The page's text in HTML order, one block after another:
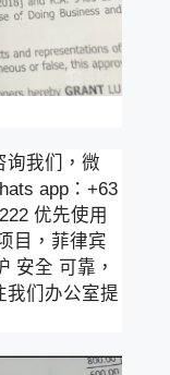
询我们，微
app：+63
优先使用
目，菲律宾
安全 可靠，
我们办公室提